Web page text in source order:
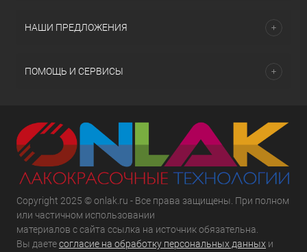
НАШИ ПРЕДЛОЖЕНИЯ
ПОМОЩЬ И СЕРВИСЫ
Copyright 2025 © onlak.ru - Все права защищены. При полном
или частичном использовании
материалов с сайта ссылка на источник обязательна.
Вы даетесогласие на обработку персональных данных и